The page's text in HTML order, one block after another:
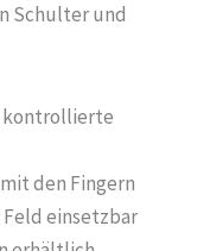
Schulter und
kontrollierte
den Fingern
Feld einsetzbar